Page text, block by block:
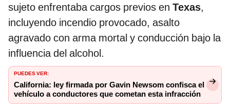
sujeto enfrentaba cargos previos en Texas,
incluyendo incendio provocado, asalto
agravado con arma mortal y conducción bajo la
influencia del alcohol.
PUEDES VER:
California: ley firmada por Gavin Newsom confisca el
vehículo a conductores que cometan esta infracción